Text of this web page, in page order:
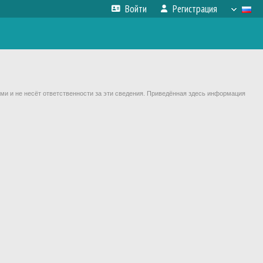
Войти Регистрация
и не несёт ответственности за эти сведения. Приведённая здесь информация